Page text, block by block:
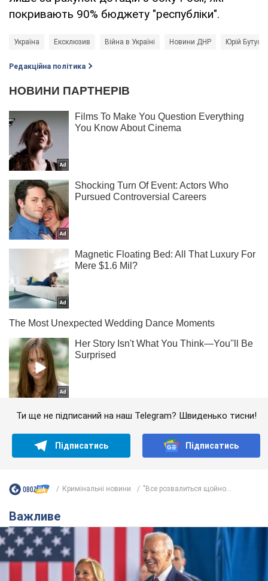
покривають 90% бюджету "республіки".
Україна Ексклюзив Війна в Україні Новини ДНР Юрій
Редакційна політика
Ти ще не підписаний на наш Telegram? Швиденько тисни!
Підписатись Підписатись
Кримінальні новини "Все розвалиться щойно...
Важливе